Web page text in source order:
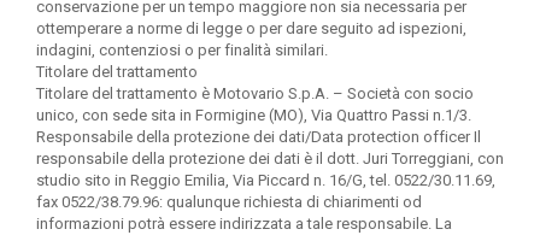
conservazione per un tempo maggiore non sia necessaria per
ottemperare a norme di legge o per dare seguito ad ispezioni,
indagini, contenziosi o per finalità similari.
Titolare del trattamento
Titolare del trattamento è Motovario S.p.A. – Società con socio
unico, con sede sita in Formigine (MO), Via Quattro Passi n.1/3.
Responsabile della protezione dei dati/Data protection officer Il
responsabile della protezione dei dati è il dott. Juri Torreggiani, con
studio sito in Reggio Emilia, Via Piccard n. 16/G, tel. 0522/30.11.69,
fax 0522/38.79.96: qualunque richiesta di chiarimenti od
informazioni potrà essere indirizzata a tale responsabile. La